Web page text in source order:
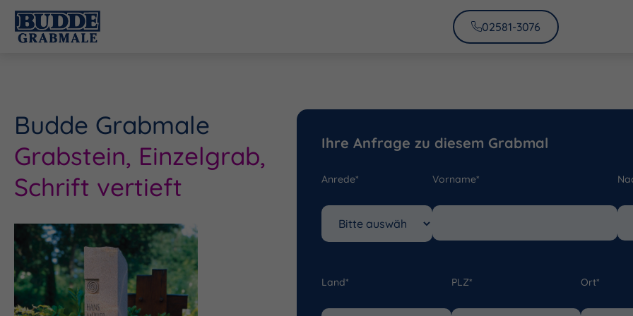
02581-3076
Budde Grabmale
Grabstein, Einzelgrab,
Schrift vertieft
Ihre Anfrage zu diesem Grabmal
Anrede* Vorname*
Land* PLZ* Ort*